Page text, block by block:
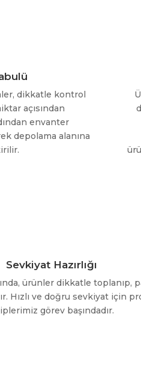
dikkatle kontrol
açısından
envanter
depolama alanına
Sevkiyat Hazırlığı
ürünler dikkatle toplanıp,
Hızlı ve doğru sevkiyat için
görev başındadır.